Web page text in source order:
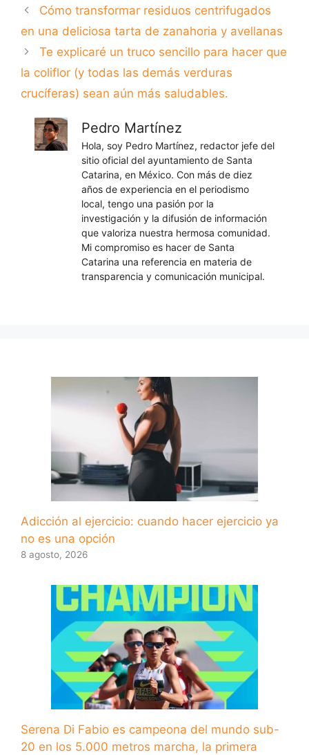
Cómo transformar residuos centrifugados
en una deliciosa tarta de zanahoria y avellanas
Te explicaré un truco sencillo para hacer que
la coliflor (y todas las demás verduras
crucíferas) sean aún más saludables.
Pedro Martínez
Hola, soy Pedro Martínez, redactor jefe del
sitio oficial del ayuntamiento de Santa
Catarina, en México. Con más de diez
años de experiencia en el periodismo
local, tengo una pasión por la
investigación y la difusión de información
que valoriza nuestra hermosa comunidad.
Mi compromiso es hacer de Santa
Catarina una referencia en materia de
transparencia y comunicación municipal.
Adicción al ejercicio: cuando hacer ejercicio ya
no es una opción
8 agosto, 2026
Serena Di Fabio es campeona del mundo sub-
20 en los 5.000 metros marcha, la primera